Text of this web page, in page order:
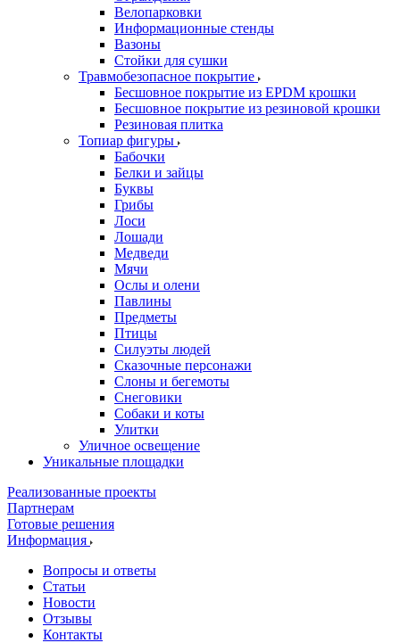
Велопарковки
Информационные стенды
Вазоны
Стойки для сушки
Травмобезопасное покрытие
Бесшовное покрытие из EPDM крошки
Бесшовное покрытие из резиновой крошки
Резиновая плитка
Топиар фигуры
Бабочки
Белки и зайцы
Буквы
Грибы
Лоси
Лошади
Медведи
Мячи
Ослы и олени
Павлины
Предметы
Птицы
Силуэты людей
Сказочные персонажи
Слоны и бегемоты
Снеговики
Собаки и коты
Улитки
Уличное освещение
Уникальные площадки
Реализованные проекты
Партнерам
Готовые решения
Информация
Вопросы и ответы
Статьи
Новости
Отзывы
Контакты